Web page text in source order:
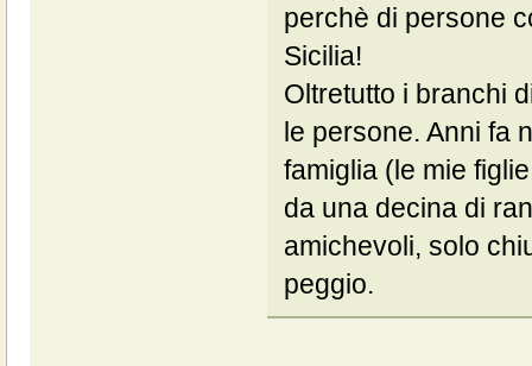
perchè di persone
Sicilia!
Oltretutto i branchi
le persone. Anni fa
famiglia (le mie
da una decina di
amichevoli, solo
peggio.